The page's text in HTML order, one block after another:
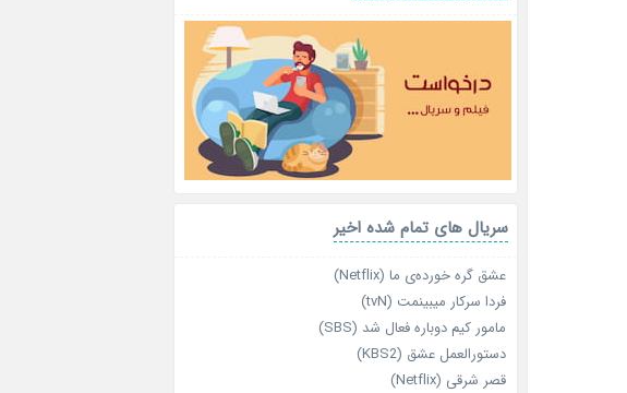
سریال های تمام شده اخیر
عشق گره خورده‌ی ما (Netflix)
فردا سرکار میبینمت (tvN)
مامور کیم دوباره فعال شد (SBS)
دستورالعمل عشق (KBS2)
قصر شرقی (Netflix)